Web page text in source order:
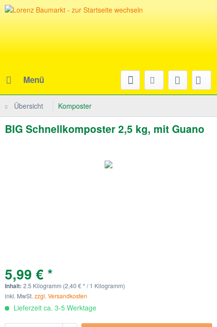
Menü
Übersicht Komposter
BIG Schnellkomposter 2,5 kg, mit Guano
5,99 € *
Inhalt: 2.5 Kilogramm (2,40 € * / 1 Kilogramm)
inkl. MwSt. zzgl. Versandkosten
Lieferzeit ca. 3-5 Werktage